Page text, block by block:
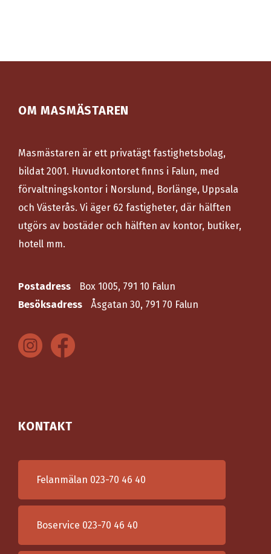
OM MASMÄSTAREN
Masmästaren är ett privatägt fastighetsbolag,
bildat 2001. Huvudkontoret finns i Falun, med
förvaltningskontor i Norslund, Borlänge, Uppsala
och Västerås. Vi äger 62 fastigheter, där hälften
utgörs av bostäder och hälften av kontor, butiker,
hotell mm.
Postadress
Box 1005, 791 10 Falun
Besöksadress
Åsgatan 30, 791 70 Falun
KONTAKT
Felanmälan 023-70 46 40
Boservice 023-70 46 40